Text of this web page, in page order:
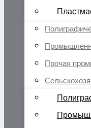
Прочая